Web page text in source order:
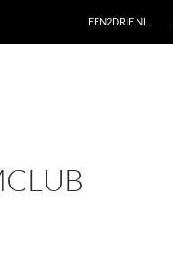
EEN2DRIE.NL